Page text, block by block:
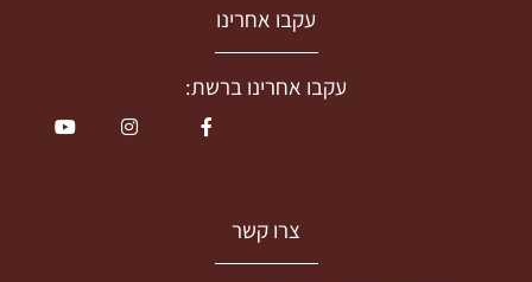
עקבו אחרינו
עקבו אחרינו ברשת:
צרו קשר